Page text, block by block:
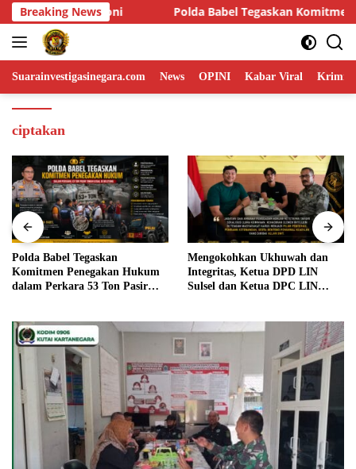
Skip
to
content
Breaking News
Tegaskan Komitmen Penegakan Hukum dalam Perkara 53
Suarainvestigasinegara.com News OPINI Kabar Viral
ciptakan
Polda Babel Tegaskan
Komitmen Penegakan Hukum
dalam Perkara 53 Ton Pasir
Mengokohkan Ukhuwah dan
Integritas, Ketua DPD LIN
Sulsel dan Ketua DPC LIN